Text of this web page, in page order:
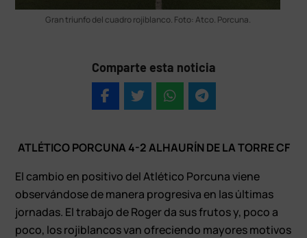
Gran triunfo del cuadro rojiblanco. Foto: Atco. Porcuna.
Comparte esta noticia
ATLÉTICO PORCUNA 4-2 ALHAURÍN DE LA TORRE CF
El cambio en positivo del Atlético Porcuna viene
observándose de manera progresiva en las últimas
jornadas. El trabajo de Roger da sus frutos y, poco a
poco, los rojiblancos van ofreciendo mayores motivos